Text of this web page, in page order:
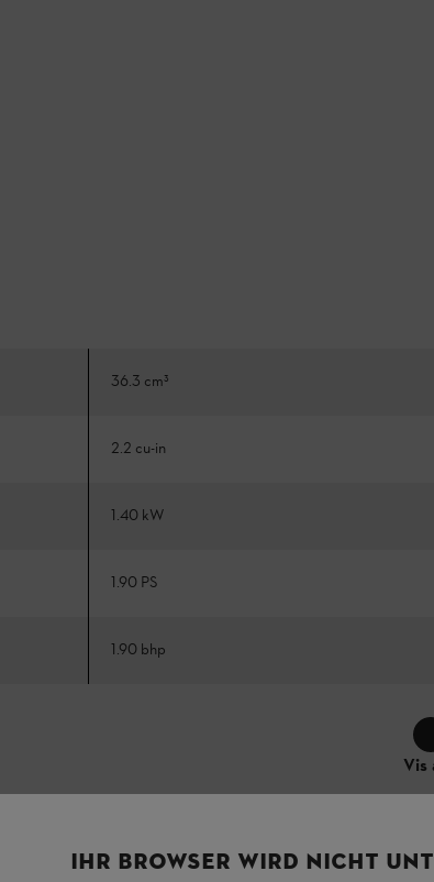
36.3 cm³
2.2 cu-in
1.40 kW
1.90 PS
1.90 bhp
Vis
IHR BROWSER WIRD NICHT